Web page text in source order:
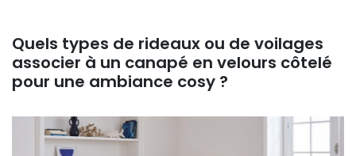
Quels types de rideaux ou de voilages
associer à un canapé en velours côtelé
pour une ambiance cosy ?